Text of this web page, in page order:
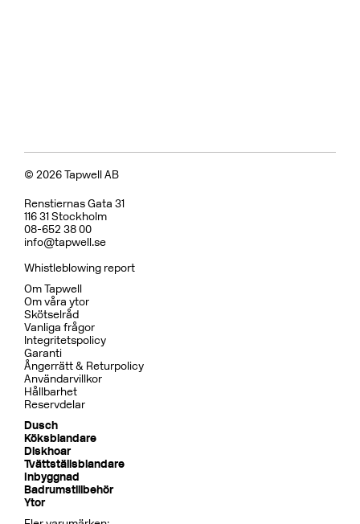
© 2026 Tapwell AB
Renstiernas Gata 31
116 31 Stockholm
08-652 38 00
info@tapwell.se
Whistleblowing report
Om Tapwell
Om våra ytor
Skötselråd
Vanliga frågor
Integritetspolicy
Garanti
Ångerrätt & Returpolicy
Användarvillkor
Hållbarhet
Reservdelar
Dusch
Köksblandare
Diskhoar
Tvättställsblandare
Inbyggnad
Badrumstillbehör
Ytor